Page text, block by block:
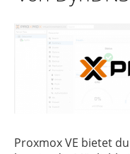
Proxmox VE bietet